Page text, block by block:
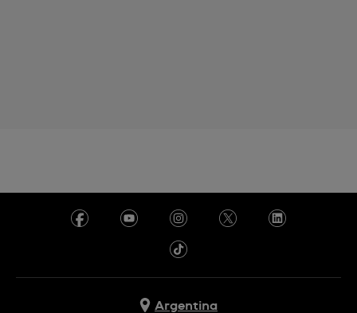
Argentina